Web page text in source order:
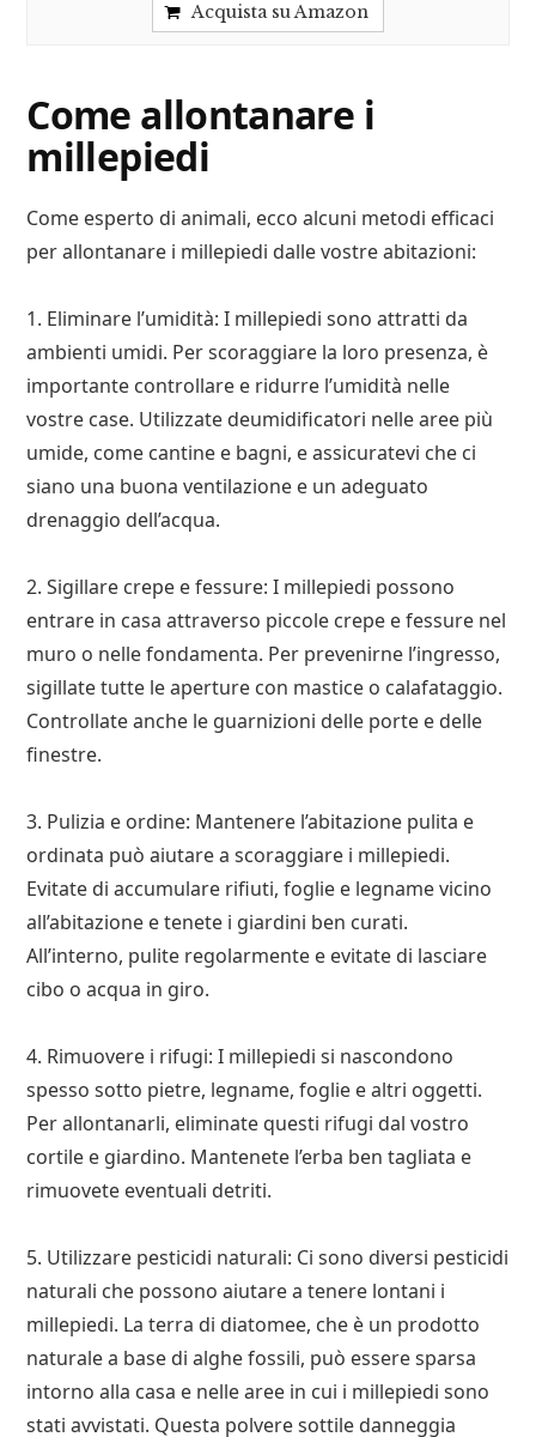
Acquista su Amazon
Come allontanare i
millepiedi
Come esperto di animali, ecco alcuni metodi efficaci
per allontanare i millepiedi dalle vostre abitazioni:
1. Eliminare l’umidità: I millepiedi sono attratti da
ambienti umidi. Per scoraggiare la loro presenza, è
importante controllare e ridurre l’umidità nelle
vostre case. Utilizzate deumidificatori nelle aree più
umide, come cantine e bagni, e assicuratevi che ci
siano una buona ventilazione e un adeguato
drenaggio dell’acqua.
2. Sigillare crepe e fessure: I millepiedi possono
entrare in casa attraverso piccole crepe e fessure nel
muro o nelle fondamenta. Per prevenirne l’ingresso,
sigillate tutte le aperture con mastice o calafataggio.
Controllate anche le guarnizioni delle porte e delle
finestre.
3. Pulizia e ordine: Mantenere l’abitazione pulita e
ordinata può aiutare a scoraggiare i millepiedi.
Evitate di accumulare rifiuti, foglie e legname vicino
all’abitazione e tenete i giardini ben curati.
All’interno, pulite regolarmente e evitate di lasciare
cibo o acqua in giro.
4. Rimuovere i rifugi: I millepiedi si nascondono
spesso sotto pietre, legname, foglie e altri oggetti.
Per allontanarli, eliminate questi rifugi dal vostro
cortile e giardino. Mantenete l’erba ben tagliata e
rimuovete eventuali detriti.
5. Utilizzare pesticidi naturali: Ci sono diversi pesticidi
naturali che possono aiutare a tenere lontani i
millepiedi. La terra di diatomee, che è un prodotto
naturale a base di alghe fossili, può essere sparsa
intorno alla casa e nelle aree in cui i millepiedi sono
stati avvistati. Questa polvere sottile danneggia